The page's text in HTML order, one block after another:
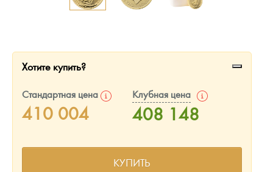
Русская нумизматика
Книги по нумизматике
Хотите купить?
Стандартная цена
410 004
Клубная цена
408 148
КУПИТЬ